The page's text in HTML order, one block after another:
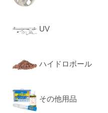
UV
ハイドロボール
その他用品